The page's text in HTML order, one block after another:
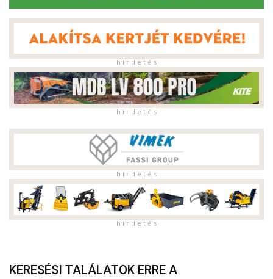
h i r d e t é s
h i r d e t é s
h i r d e t é s
h i r d e t é s
KERESÉSI TALÁLATOK ERRE A